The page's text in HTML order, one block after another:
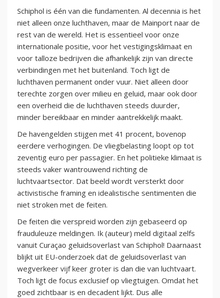
Schiphol is één van die fundamenten. Al decennia is het
niet alleen onze luchthaven, maar de Mainport naar de
rest van de wereld. Het is essentieel voor onze
internationale positie, voor het vestigingsklimaat en
voor talloze bedrijven die afhankelijk zijn van directe
verbindingen met het buitenland. Toch ligt de
luchthaven permanent onder vuur. Niet alleen door
terechte zorgen over milieu en geluid, maar ook door
een overheid die de luchthaven steeds duurder,
minder bereikbaar en minder aantrekkelijk maakt.
De havengelden stijgen met 41 procent, bovenop
eerdere verhogingen. De vliegbelasting loopt op tot
zeventig euro per passagier. En het politieke klimaat is
steeds vaker wantrouwend richting de
luchtvaartsector. Dat beeld wordt versterkt door
activistische framing en idealistische sentimenten die
niet stroken met de feiten.
De feiten die verspreid worden zijn gebaseerd op
frauduleuze meldingen. Ik (auteur) meld digitaal zelfs
vanuit Curaçao geluidsoverlast van Schiphol! Daarnaast
blijkt uit EU-onderzoek dat de geluidsoverlast van
wegverkeer vijf keer groter is dan die van luchtvaart.
Toch ligt de focus exclusief op vliegtuigen. Omdat het
goed zichtbaar is en decadent lijkt. Dus alle